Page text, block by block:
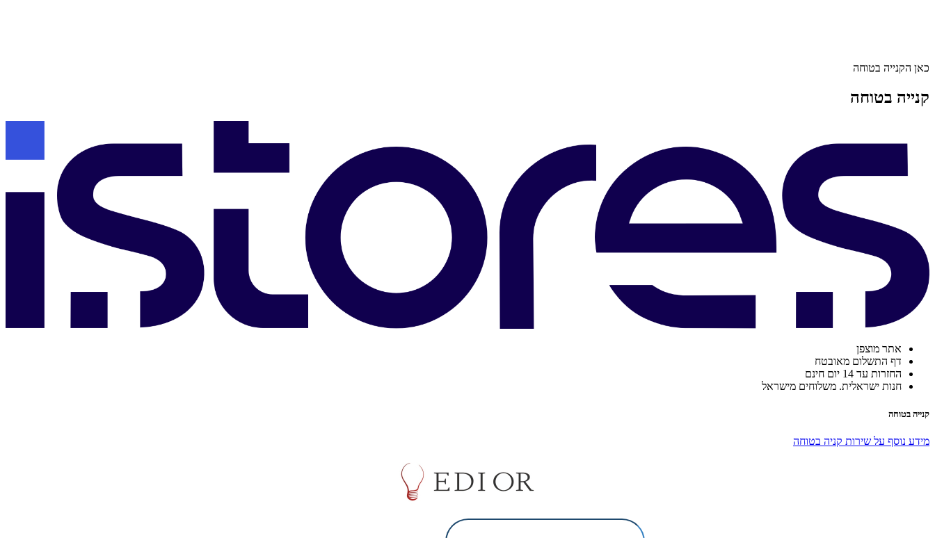
כאן הקנייה בטוחה
קנייה בטוחה
אתר מוצפן
דף התשלום מאובטח
החזרות עד 14 יום חינם
חנות ישראלית. משלוחים מישראל
קנייה בטוחה
מידע נוסף על שירות קניה בטוחה